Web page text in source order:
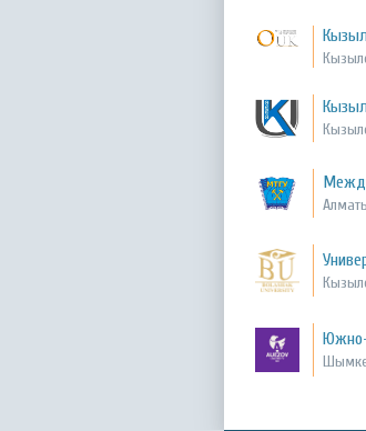
Южно-